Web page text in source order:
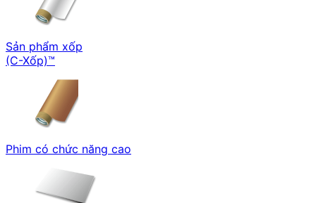
Sản phẩm xốp
(C-Xốp)™
Phim có chức năng cao